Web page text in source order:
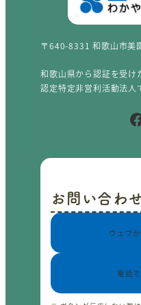
〒640-8331 和歌山市美
和歌山県から認証を受け
認定特定非営利活動法人
Facebook
お問い合わ
ウェブ
電話